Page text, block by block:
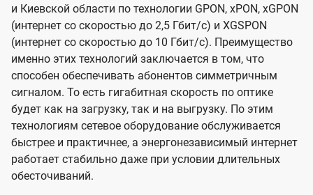
и Киевской области по технологии GPON, xPON, xGPON
(интернет со скоростью до 2,5 Гбит/с) и XGSPON
(интернет со скоростью до 10 Гбит/с). Преимущество
именно этих технологий заключается в том, что
способен обеспечивать абонентов симметричным
сигналом. То есть гигабитная скорость по оптике
будет как на загрузку, так и на выгрузку. По этим
технологиям сетевое оборудование обслуживается
быстрее и практичнее, а энергонезависимый интернет
работает стабильно даже при условии длительных
обесточиваний.